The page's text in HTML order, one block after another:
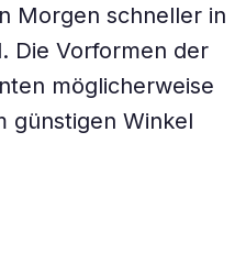
Morgen schneller in
Die Vorformen der
möglicherweise
günstigen Winkel